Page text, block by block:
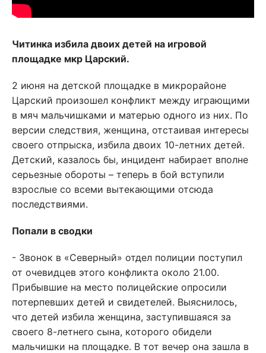
Читинка избила двоих детей на игровой
площадке мкр Царский.
2 июня на детской площадке в микрорайоне
Царский произошел конфликт между играющими
в мяч мальчишками и матерью одного из них. По
версии следствия, женщина, отстаивая интересы
своего отпрыска, избила двоих 10-летних детей.
Детский, казалось бы, инцидент набирает вполне
серьезные обороты – теперь в бой вступили
взрослые со всеми вытекающими отсюда
последствиями.
Попали в сводки
- Звонок в «Северный» отдел полиции поступил
от очевидцев этого конфликта около 21.00.
Прибывшие на место полицейские опросили
потерпевших детей и свидетелей. Выяснилось,
что детей избила женщина, заступившаяся за
своего 8-летнего сына, которого обидели
мальчишки на площадке. В тот вечер она зашла в